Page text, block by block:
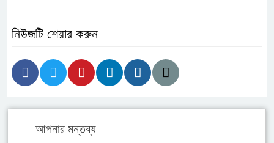
নিউজটি শেয়ার করুন
আপনার মন্তব্য